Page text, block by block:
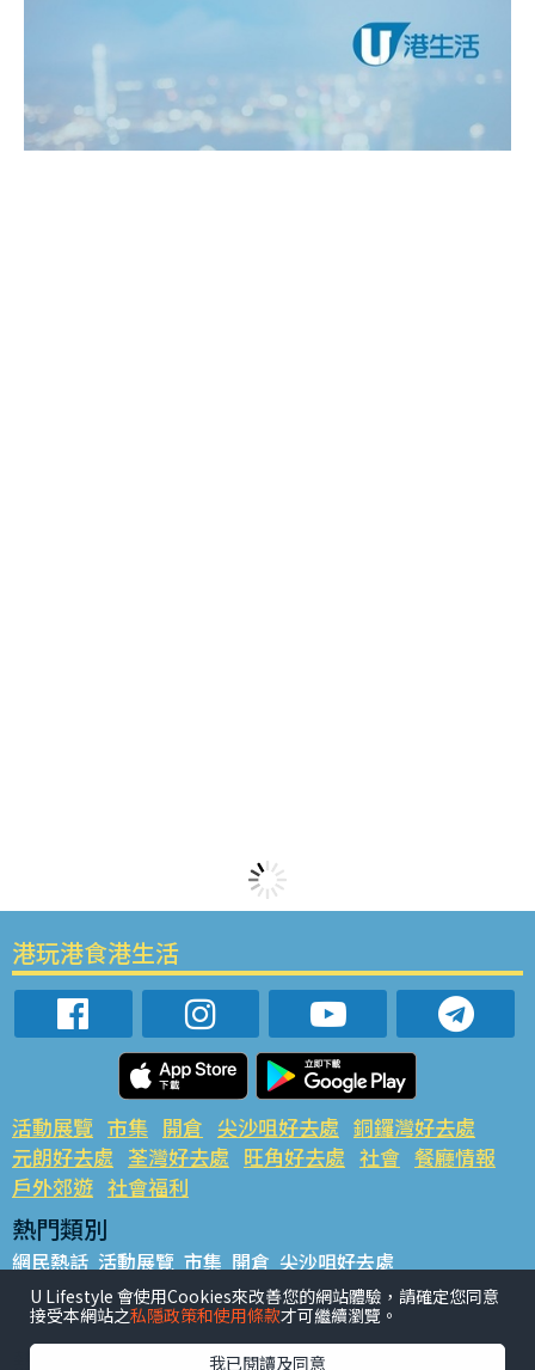
港玩港食港生活
活動展覽 市集 開倉 尖沙咀好去處 銅鑼灣好去處
元朗好去處 荃灣好去處 旺角好去處 社會 餐廳情報
戶外郊遊 社會福利
熱門類別
網民熱話 活動展覽 市集 開倉 尖沙咀好去處
銅鑼灣好去處 元朗好去處 荃灣好去處 旺角好去處 社會
餐廳情報 戶外郊遊
熱門標籤
U Lifestyle 會使用Cookies來改善您的網站體驗，請確定您同意
接受本網站之私隱政策和使用條款才可繼續瀏覽。
我已閱讀及同意